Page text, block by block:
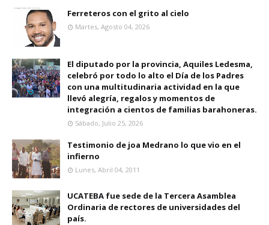
Ferreteros con el grito al cielo
Martes, Agosto 04, 2026
El diputado por la provincia, Aquiles Ledesma,
celebró por todo lo alto el Día de los Padres
con una multitudinaria actividad en la que
llevó alegría, regalos y momentos de
integración a cientos de familias barahoneras.
Sábado, Julio 25, 2026
Testimonio de joa Medrano lo que vio en el
infierno
Lunes, Abril 04, 2011
UCATEBA fue sede de la Tercera Asamblea
Ordinaria de rectores de universidades del
país.